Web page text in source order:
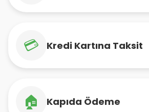
💳 Kredi Kartına Taksit
🏠 Kapıda Ödeme